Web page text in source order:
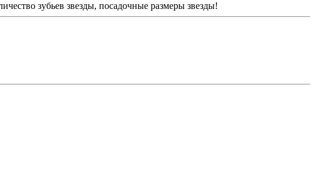
зубьев звезды, посадочные размеры звезды!